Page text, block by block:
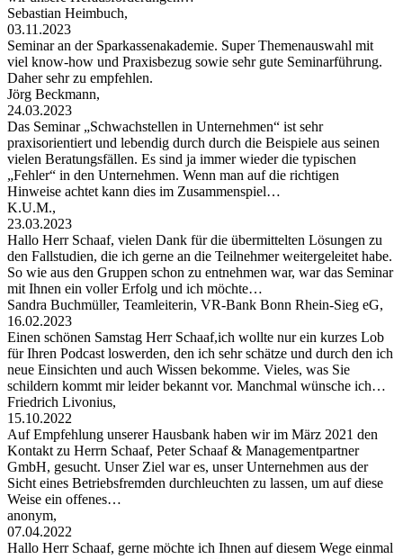
Sebastian Heimbuch,
03.11.2023
Seminar an der Sparkassenakademie. Super Themenauswahl mit
viel know-how und Praxisbezug sowie sehr gute Seminarführung.
Daher sehr zu empfehlen.
Jörg Beckmann,
24.03.2023
Das Seminar „Schwachstellen in Unternehmen“ ist sehr
praxisorientiert und lebendig durch durch die Beispiele aus seinen
vielen Beratungsfällen. Es sind ja immer wieder die typischen
„Fehler“ in den Unternehmen. Wenn man auf die richtigen
Hinweise achtet kann dies im Zusammenspiel…
K.U.M.,
23.03.2023
Hallo Herr Schaaf, vielen Dank für die übermittelten Lösungen zu
den Fallstudien, die ich gerne an die Teilnehmer weitergeleitet habe.
So wie aus den Gruppen schon zu entnehmen war, war das Seminar
mit Ihnen ein voller Erfolg und ich möchte…
Sandra Buchmüller, Teamleiterin, VR-Bank Bonn Rhein-Sieg eG,
16.02.2023
Einen schönen Samstag Herr Schaaf,ich wollte nur ein kurzes Lob
für Ihren Podcast loswerden, den ich sehr schätze und durch den ich
neue Einsichten und auch Wissen bekomme. Vieles, was Sie
schildern kommt mir leider bekannt vor. Manchmal wünsche ich…
Friedrich Livonius,
15.10.2022
Auf Empfehlung unserer Hausbank haben wir im März 2021 den
Kontakt zu Herrn Schaaf, Peter Schaaf & Managementpartner
GmbH, gesucht. Unser Ziel war es, unser Unternehmen aus der
Sicht eines Betriebsfremden durchleuchten zu lassen, um auf diese
Weise ein offenes…
anonym,
07.04.2022
Hallo Herr Schaaf, gerne möchte ich Ihnen auf diesem Wege einmal